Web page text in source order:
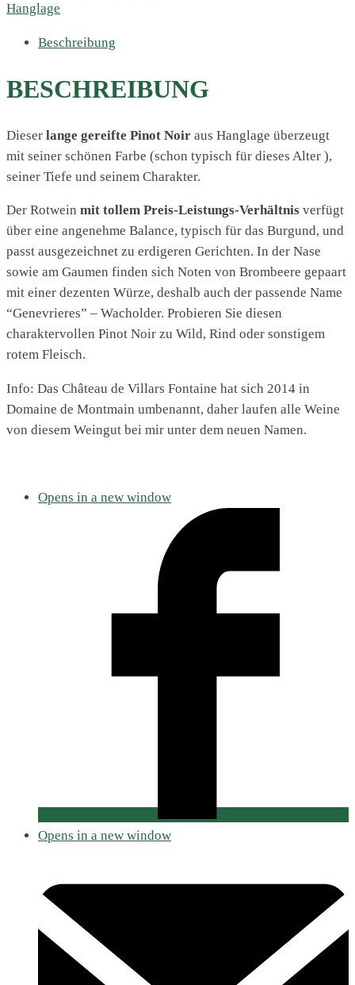
Hanglage
Beschreibung
BESCHREIBUNG
Dieser lange gereifte Pinot Noir aus Hanglage überzeugt
mit seiner schönen Farbe (schon typisch für dieses Alter ),
seiner Tiefe und seinem Charakter.
Der Rotwein mit tollem Preis-Leistungs-Verhältnis verfügt
über eine angenehme Balance, typisch für das Burgund, und
passt ausgezeichnet zu erdigeren Gerichten. In der Nase
sowie am Gaumen finden sich Noten von Brombeere gepaart
mit einer dezenten Würze, deshalb auch der passende Name
“Genevrieres” – Wacholder. Probieren Sie diesen
charaktervollen Pinot Noir zu Wild, Rind oder sonstigem
rotem Fleisch.
Info: Das Château de Villars Fontaine hat sich 2014 in
Domaine de Montmain umbenannt, daher laufen alle Weine
von diesem Weingut bei mir unter dem neuen Namen.
Opens in a new window
Opens in a new window